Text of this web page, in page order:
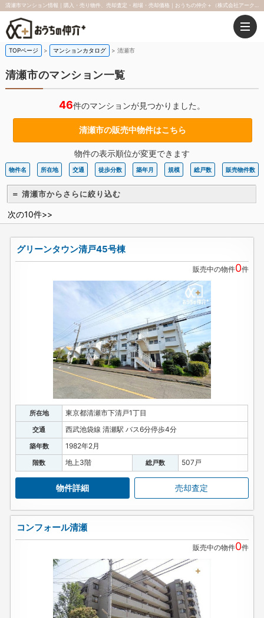
TOPページ マンションカタログ 清瀬市
清瀬市のマンション一覧
46件のマンションが見つかりました。
清瀬市の販売中物件はこちら
物件の表示順位が変更できます
物件名 所在地 交通 徒歩分数 築年月 規模 総戸数 販売物件数
＝ 清瀬市からさらに絞り込む
次の10件>>
グリーンタウン清戸45号棟
販売中の物件0件
所在地 東京都清瀬市下清戸1丁目
交通 西武池袋線 清瀬駅 バス6分停歩4分
築年数 1982年2月
階数 地上3階 総戸数 507戸
物件詳細 売却査定
コンフォール清瀬
販売中の物件0件